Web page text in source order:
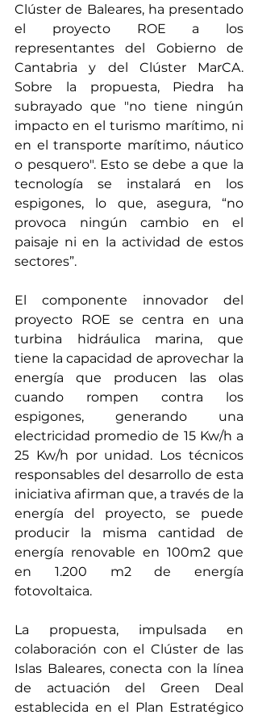
Clúster de Baleares, ha presentado
el proyecto ROE a los
representantes del Gobierno de
Cantabria y del Clúster MarCA.
Sobre la propuesta, Piedra ha
subrayado que "no tiene ningún
impacto en el turismo marítimo, ni
en el transporte marítimo, náutico
o pesquero". Esto se debe a que la
tecnología se instalará en los
espigones, lo que, asegura, “no
provoca ningún cambio en el
paisaje ni en la actividad de estos
sectores”.
El componente innovador del
proyecto ROE se centra en una
turbina hidráulica marina, que
tiene la capacidad de aprovechar la
energía que producen las olas
cuando rompen contra los
espigones, generando una
electricidad promedio de 15 Kw/h a
25 Kw/h por unidad. Los técnicos
responsables del desarrollo de esta
iniciativa afirman que, a través de la
energía del proyecto, se puede
producir la misma cantidad de
energía renovable en 100m2 que
en 1.200 m2 de energía
fotovoltaica.
La propuesta, impulsada en
colaboración con el Clúster de las
Islas Baleares, conecta con la línea
de actuación del Green Deal
establecida en el Plan Estratégico